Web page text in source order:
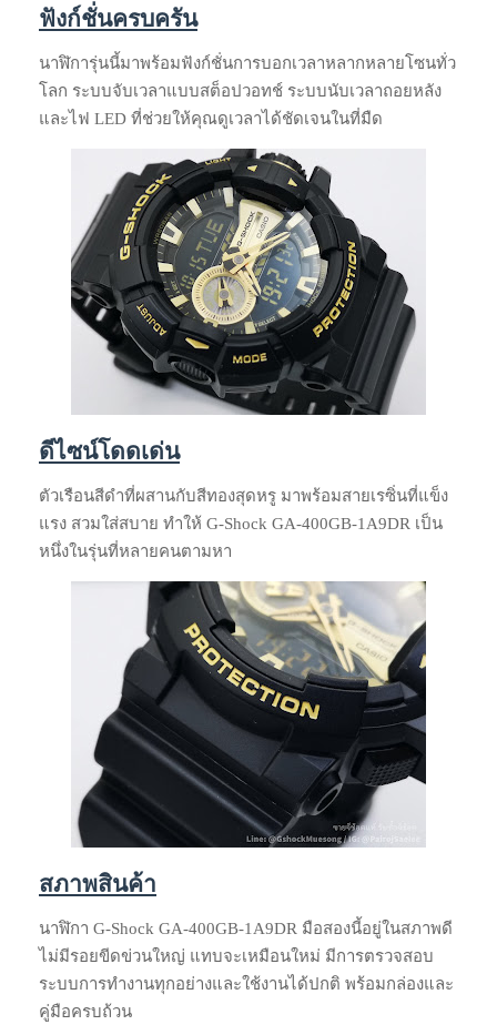
ฟังก์ชั่นครบครัน
นาฬิการุ่นนี้มาพร้อมฟังก์ชั่นการบอกเวลาหลากหลายโซนทั่ว
โลก ระบบจับเวลาแบบสต็อปวอทช์ ระบบนับเวลาถอยหลัง
และไฟ LED ที่ช่วยให้คุณดูเวลาได้ชัดเจนในที่มืด
ดีไซน์โดดเด่น
ตัวเรือนสีดำที่ผสานกับสีทองสุดหรู มาพร้อมสายเรซิ่นที่แข็ง
แรง สวมใส่สบาย ทำให้ G-Shock GA-400GB-1A9DR เป็น
หนึ่งในรุ่นที่หลายคนตามหา
สภาพสินค้า
นาฬิกา G-Shock GA-400GB-1A9DR มือสองนี้อยู่ในสภาพดี
ไม่มีรอยขีดข่วนใหญ่ แทบจะเหมือนใหม่ มีการตรวจสอบ
ระบบการทำงานทุกอย่างและใช้งานได้ปกติ พร้อมกล่องและ
คู่มือครบถ้วน